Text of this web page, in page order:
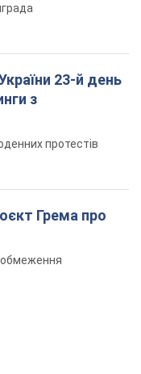
23-й день
з
протестів
Грема про
обмеження